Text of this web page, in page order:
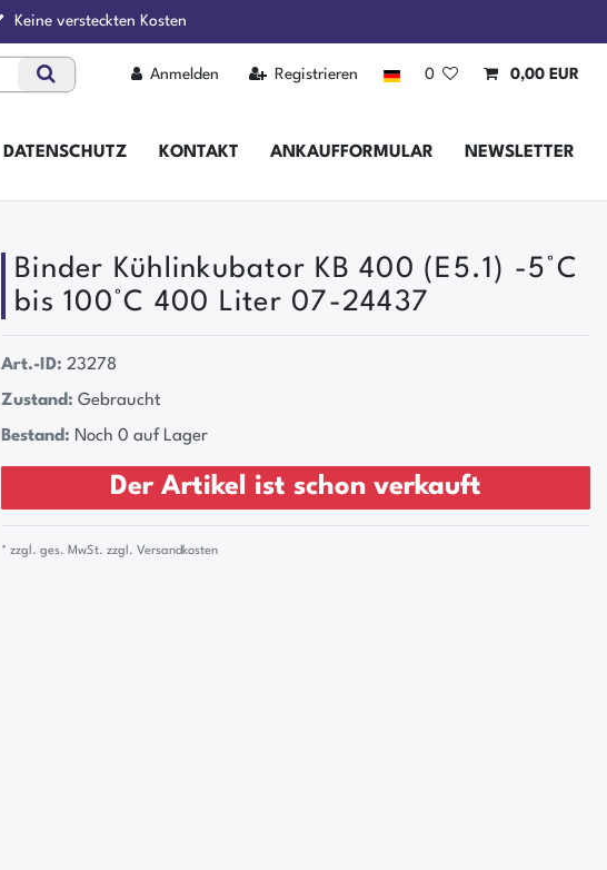
Keine versteckten Kosten
Anmelden Registrieren 0 0,00 EUR
DATENSCHUTZ KONTAKT ANKAUFFORMULAR NEWSLETTER
Binder Kühlinkubator KB 400 (E5.1) -5°C
bis 100°C 400 Liter 07-24437
Art.-ID: 23278
Zustand: Gebraucht
Bestand: Noch 0 auf Lager
Der Artikel ist schon verkauft
* zzgl. ges. MwSt. zzgl. Versandkosten